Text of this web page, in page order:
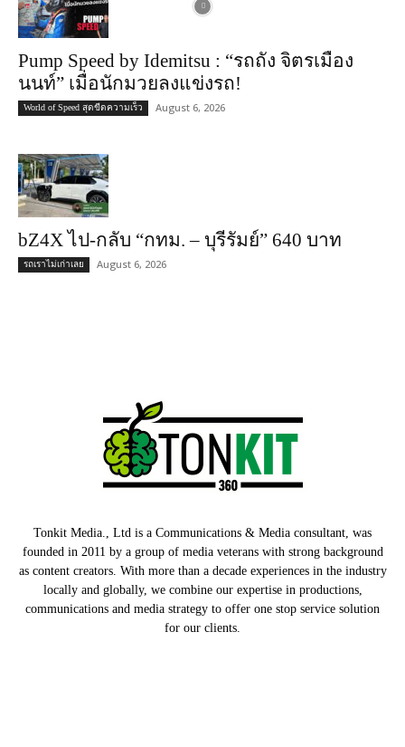
Pump Speed by Idemitsu : “รถถัง จิตรเมือง
นนท์” เมื่อนักมวยลงแข่งรถ!
World of Speed สุดขีดความเร็ว August 6, 2026
bZ4X ไป-กลับ “กทม. – บุรีรัมย์” 640 บาท
รถเราไม่เก่าเลย August 6, 2026
Tonkit Media., Ltd is a Communications & Media consultant, was
founded in 2011 by a group of media veterans with strong background
as content creators. With more than a decade experiences in the industry
locally and globally, we combine our expertise in productions,
communications and media strategy to offer one stop service solution
for our clients.